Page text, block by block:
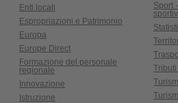
Enti locali
Espropriazioni e Patrimonio
Europa
Europe Direct
Formazione del personale
regionale
Innovazione
Istruzione
Sport